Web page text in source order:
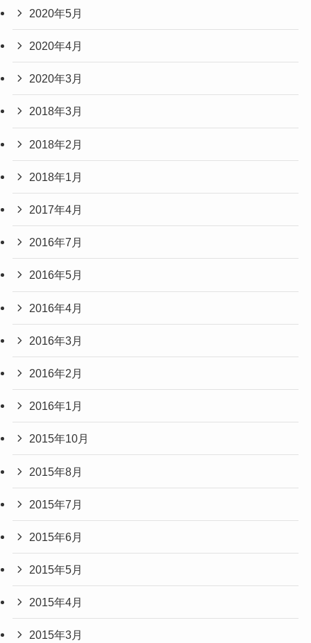
2020年5月
2020年4月
2020年3月
2018年3月
2018年2月
2018年1月
2017年4月
2016年7月
2016年5月
2016年4月
2016年3月
2016年2月
2016年1月
2015年10月
2015年8月
2015年7月
2015年6月
2015年5月
2015年4月
2015年3月